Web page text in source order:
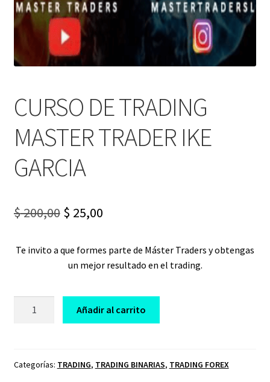
CURSO DE TRADING
MASTER TRADER IKE
GARCIA
$200,00 Original
was:
$ 25,00Current
is:
Te invito a que formes parte de Máster Traders y obtengas
un mejor resultado en el trading.
TRADER
Añadir al carrito
Categorías: TRADING, TRADING BINARIAS, TRADING FOREX